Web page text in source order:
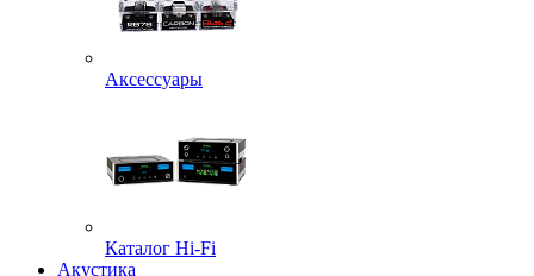
Аксессуары
Каталог Hi-Fi
Акустика